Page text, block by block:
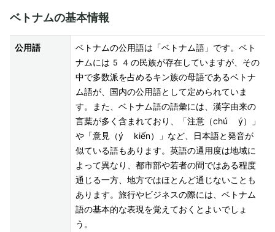
ベトナムの基本情報
公用語
ベトナムの公用語は「ベトナム語」です。ベト
ナムには54の民族が存在していますが、その
中で多数派を占めるキン族の母語であるベトナ
ム語が、国内の公用語として定められていま
す。また、ベトナム語の語彙には、漢字由来の
言葉が多く含まれており、「注意（chú ý）」
や「意見（ý kiến）」など、日本語と発音が
似ている語もあります。英語の通用度は地域に
よって異なり、都市部や若者の間ではある程度
通じる一方、地方ではほとんど通じないことも
あります。旅行やビジネスの際には、ベトナム
語の基本的な表現を覚えておくとよいでしょ
う。